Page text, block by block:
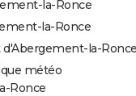
la-Ronce
la-Ronce
la-Ronce
météo
Ronce